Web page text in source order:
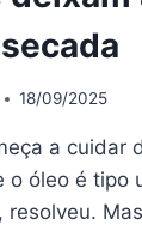
18/09/2025
a cuidar
o óleo é tipo
resolveu.